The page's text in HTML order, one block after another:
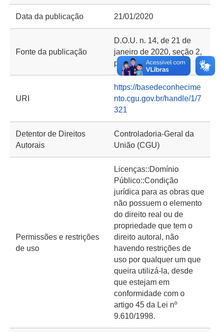
Data da publicação 21/01/2020
Fonte da publicação
D.O.U. n. 14, de 21 de
janeiro de 2020, seção 2,
p. 38
URI
https://basedeconhecime
nto.cgu.gov.br/handle/1/7
321
Detentor de Direitos
Autorais
Controladoria-Geral da
União (CGU)
Permissões e restrições
de uso
Licenças::Domínio
Público::Condição
jurídica para as obras que
não possuem o elemento
do direito real ou de
propriedade que tem o
direito autoral, não
havendo restrições de
uso por qualquer um que
queira utilizá-la, desde
que estejam em
conformidade com o
artigo 45 da Lei nº
9.610/1998.